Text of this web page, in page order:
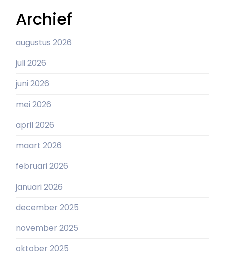
Archief
augustus 2026
juli 2026
juni 2026
mei 2026
april 2026
maart 2026
februari 2026
januari 2026
december 2025
november 2025
oktober 2025